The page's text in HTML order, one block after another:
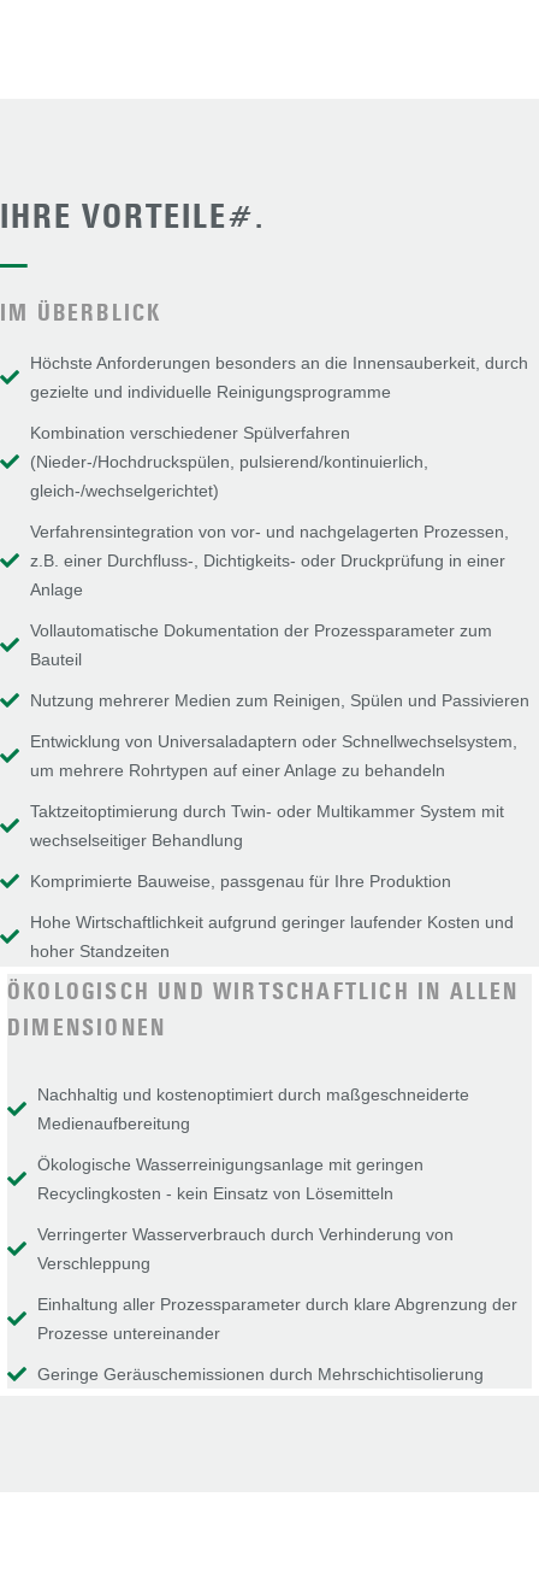
IHRE VORTEILE#.
—
IM ÜBERBLICK
Höchste Anforderungen besonders an die Innensauberkeit, durch
gezielte und individuelle Reinigungsprogramme
Kombination verschiedener Spülverfahren
(Nieder-/Hochdruckspülen, pulsierend/kontinuierlich,
gleich-/wechselgerichtet)
Verfahrensintegration von vor- und nachgelagerten Prozessen,
z.B. einer Durchfluss-, Dichtigkeits- oder Druckprüfung in einer
Anlage
Vollautomatische Dokumentation der Prozessparameter zum
Bauteil
Nutzung mehrerer Medien zum Reinigen, Spülen und Passivieren
Entwicklung von Universaladaptern oder Schnellwechselsystem,
um mehrere Rohrtypen auf einer Anlage zu behandeln
Taktzeitoptimierung durch Twin- oder Multikammer System mit
wechselseitiger Behandlung
Komprimierte Bauweise, passgenau für Ihre Produktion
Hohe Wirtschaftlichkeit aufgrund geringer laufender Kosten und
hoher Standzeiten
ÖKOLOGISCH UND WIRTSCHAFTLICH IN ALLEN
DIMENSIONEN
Nachhaltig und kostenoptimiert durch maßgeschneiderte
Medienaufbereitung
Ökologische Wasserreinigungsanlage mit geringen
Recyclingkosten - kein Einsatz von Lösemitteln
Verringerter Wasserverbrauch durch Verhinderung von
Verschleppung
Einhaltung aller Prozessparameter durch klare Abgrenzung der
Prozesse untereinander
Geringe Geräuschemissionen durch Mehrschichtisolierung